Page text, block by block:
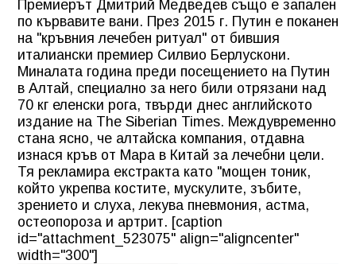
Премиерът Дмитрий Медведев също е запален
по кървавите вани. През 2015 г. Путин е поканен
на "кръвния лечебен ритуал" от бившия
италиански премиер Силвио Берлускони.
Миналата година преди посещението на Путин
в Алтай, специално за него били отрязани над
70 кг еленски рога, твърди днес английското
издание на The Siberian Times. Междувременно
стана ясно, че алтайска компания, отдавна
изнася кръв от Мара в Китай за лечебни цели.
Тя рекламира екстракта като "мощен тоник,
който укрепва костите, мускулите, зъбите,
зрението и слуха, лекува пневмония, астма,
остеопороза и артрит. [caption
id="attachment_523075" align="aligncenter"
width="300"]